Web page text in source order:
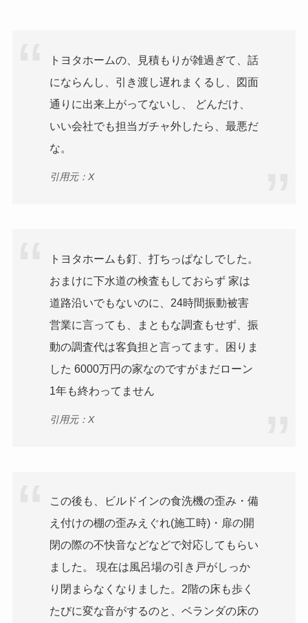
トヨタホームの、見積もりが雑過ぎて、話
にならんし、引き渡し遅れまくるし、図面
通りに出来上がってないし、 どんだけ、
いい会社でも担当ガチャ外したら、最悪だ
な。
引用元：X
トヨタホームも釘、打ちっぱなしでした。
おまけに下水道の検査もしておらず 家は
道路沿いでもないのに、24時間振動被害
営業に言っても、まともな調査もせず、振
動の調査代は客負担と言ってます。困りま
した 6000万円の家なのですがまだローン
1年も終わってません
引用元：X
この後も、ビルドインの食洗機の歪み・備
え付けの棚の歪みえぐれ(施工時)・扉の開
閉の際の不快音などなどで対応してもらい
ました。 現在は風呂場の引き戸がしっか
り閉まらなくなりました。2階の床も歩く
たびに変な音がするのと、ベランダの床の